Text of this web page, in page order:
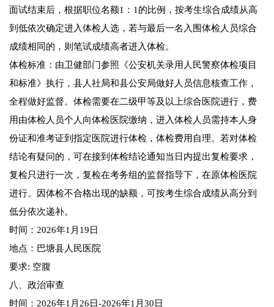
面试结束后，根据职位名额1：1的比例，按考生综合成绩从高
到低依次确定进入体检人选，若与最后一名入围体检人员综合
成绩相同的，则笔试成绩高者进入体检。
体检标准：由卫健部门参照《公安机关录用人民警察体检项目
和标准》执行，县人社局和县公安局做好人员信息核查工作，
全程做好监督。体检需要在二级甲等及以上综合医院进行，费
用由体检人员个人向体检医院缴纳，进入体检人员需持本人身
份证和准考证到指定医院进行体检，体检费用自理。若对体检
结论有疑问的，可在接到体检结论通知当日内提出复检要求，
复检只进行一次，复检在考务组的监督指导下，在原体检医院
进行。因体检不合格出现的缺额，可按考生综合成绩从高分到
低分依次递补。
时间：2026年1月19日
地点：巴塘县人民医院
要求: 空腹
八、政治审查
时间：2026年1月26日-2026年1月30日